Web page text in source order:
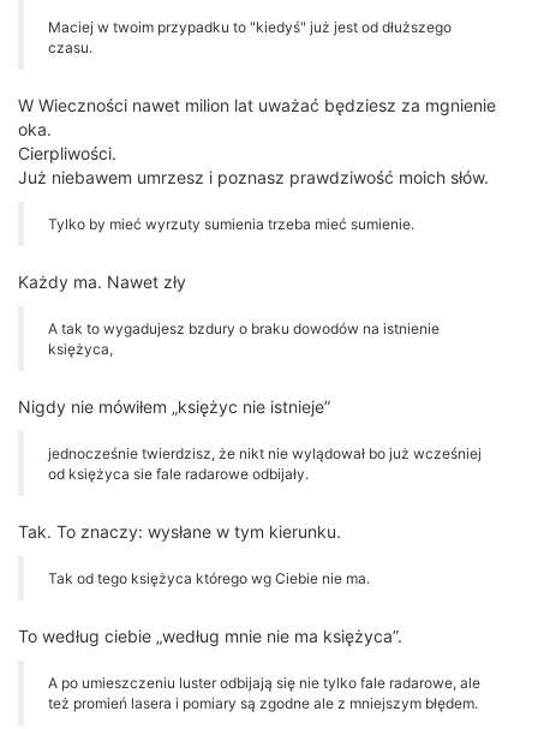
Maciej w twoim przypadku to "kiedyś" już jest od dłuższego
czasu.
W Wieczności nawet milion lat uważać będziesz za mgnienie
oka.
Cierpliwości.
Już niebawem umrzesz i poznasz prawdziwość moich słów.
Tylko by mieć wyrzuty sumienia trzeba mieć sumienie.
Każdy ma. Nawet zły
A tak to wygadujesz bzdury o braku dowodów na istnienie
księżyca,
Nigdy nie mówiłem „księżyc nie istnieje”
jednocześnie twierdzisz, że nikt nie wylądował bo już wcześniej
od księżyca sie fale radarowe odbijały.
Tak. To znaczy: wysłane w tym kierunku.
Tak od tego księżyca którego wg Ciebie nie ma.
To według ciebie „według mnie nie ma księżyca”.
A po umieszczeniu luster odbijają się nie tylko fale radarowe, ale
też promień lasera i pomiary są zgodne ale z mniejszym błędem.